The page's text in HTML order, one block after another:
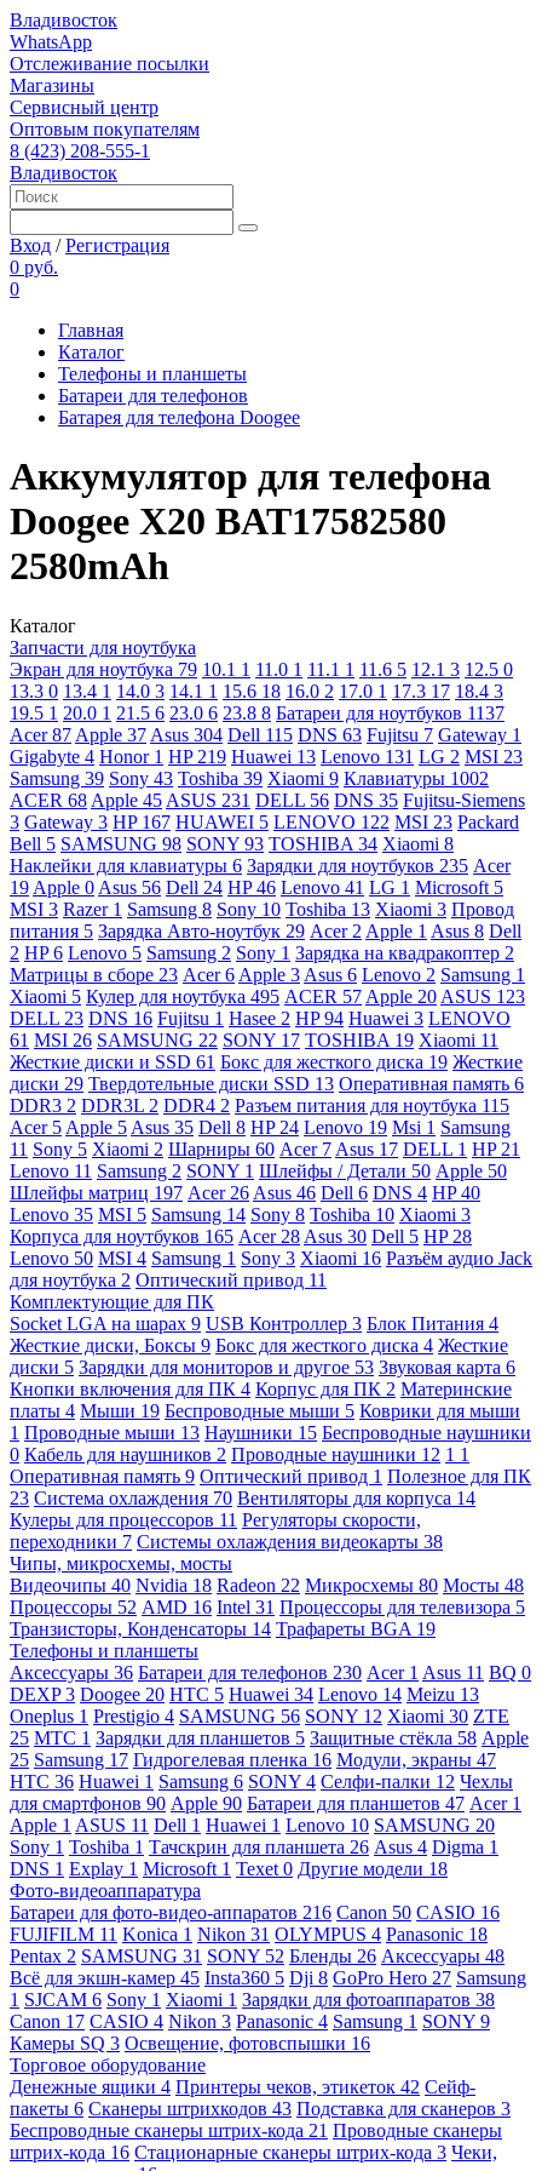
Владивосток
WhatsApp
Отслеживание посылки
Магазины
Сервисный центр
Оптовым покупателям
8 (423) 208-555-1
Владивосток
Вход /Регистрация
0 руб.
0
Главная
Каталог
Телефоны и планшеты
Батареи для телефонов
Батарея для телефона Doogee
Aккумулятор для телефона
Doogee X20 BAT17582580
2580mAh
Каталог
Запчасти для ноутбука
Экран для ноутбука 79 10.1 1 11.0 1 11.1 1 11.6 5 12.1 3 12.5 0
13.3 0 13.4 1 14.0 3 14.1 1 15.6 18 16.0 2 17.0 1 17.3 17 18.4 3
19.5 1 20.0 1 21.5 6 23.0 6 23.8 8 Батареи для ноутбуков 1137
Acer87 Apple 37 Asus 304 Dell 115 DNS 63 Fujitsu 7 Gateway 1
Gigabyte 4 Honor 1 HP 219 Huawei 13 Lenovo 131 LG 2 MSI 23
Samsung 39 Sony 43 Toshiba 39 Xiaomi 9 Клавиатуры 1002
ACER 68 Apple 45 ASUS 231 DELL 56 DNS 35 Fujitsu-Siemens
3 Gateway 3 HP 167 HUAWEI 5 LENOVO 122 MSI 23 Packard
Bell 5 SAMSUNG 98 SONY 93 TOSHIBA 34 Xiaomi 8
Наклейки для клавиатуры 6 Зарядки для ноутбуков 235 Acer
19 Apple 0 Asus 56 Dell 24 HP46 Lenovo 41 LG 1 Microsoft 5
MSI 3 Razer 1 Samsung 8 Sony 10 Toshiba 13 Xiaomi 3 Провод
питания 5 Зарядка Авто-ноутбук 29 Acer 2 Apple 1 Asus 8 Dell
2 HP6 Lenovo 5 Samsung 2 Sony 1 Зарядка на квадракоптер 2
Матрицы в сборе 23 Acer6 Apple 3 Asus 6 Lenovo 2 Samsung 1
Xiaomi 5 Кулер для ноутбука 495 ACER 57 Apple 20 ASUS 123
DELL 23 DNS 16 Fujitsu 1 Hasee 2 HP94 Huawei 3 LENOVO
61 MSI 26 SAMSUNG 22 SONY 17 TOSHIBA 19 Xiaomi 11
Жесткие диски и SSD 61 Бокс для жесткого диска 19 Жесткие
диски 29 Твердотельные диски SSD 13 Оперативная память 6
DDR3 2 DDR3L 2 DDR4 2 Разъем питания для ноутбука 115
Acer 5 Apple 5 Asus 35 Dell 8 HP 24 Lenovo 19 Msi 1 Samsung
11 Sony 5 Xiaomi 2 Шарниры 60 Acer 7 Asus 17 DELL 1 HP 21
Lenovo 11 Samsung 2 SONY 1 Шлейфы / Детали 50 Apple 50
Шлейфы матриц 197 Acer 26 Asus 46 Dell 6 DNS 4 HP40
Lenovo 35 MSI 5 Samsung 14 Sony 8 Toshiba 10 Xiaomi 3
Корпуса для ноутбуков 165 Acer 28 Asus 30 Dell 5 HP 28
Lenovo 50 MSI 4 Samsung 1 Sony 3 Xiaomi 16 Разъём аудио Jack
для ноутбука 2 Оптический привод 11
Комплектующие для ПК
Socket LGA на шарах 9 USB Контроллер 3 Блок Питания 4
Жесткие диски, Боксы 9 Бокс для жесткого диска 4 Жесткие
диски 5 Зарядки для мониторов и другое 53 Звуковая карта 6
Кнопки включения для ПК 4 Корпус для ПК 2 Материнские
платы 4 Мыши 19 Беспроводные мыши 5 Коврики для мыши
1 Проводные мыши 13 Наушники 15 Беспроводные наушники
0 Кабель для наушников 2 Проводные наушники 12 1 1
Оперативная память 9 Оптический привод 1 Полезное для ПК
23 Система охлаждения 70 Вентиляторы для корпуса 14
Кулеры для процессоров 11 Регуляторы скорости,
переходники 7 Системы охлаждения видеокарты 38
Чипы, микросхемы, мосты
Видеочипы 40 Nvidia 18 Radeon 22 Микросхемы 80 Мосты 48
Процессоры 52 AMD 16 Intel 31 Процессоры для телевизора 5
Транзисторы, Конденсаторы 14 Трафареты BGA 19
Телефоны и планшеты
Аксессуары 36 Батареи для телефонов 230 Acer 1 Asus 11 BQ 0
DEXP3 Doogee 20 HTC 5 Huawei 34 Lenovo 14 Meizu 13
Oneplus 1 Prestigio 4 SAMSUNG 56 SONY 12 Xiaomi 30 ZTE
25 МТС 1 Зарядки для планшетов 5 Защитные стёкла 58 Apple
25 Samsung 17 Гидрогелевая пленка 16 Модули, экраны 47
HTC 36 Huawei 1 Samsung 6 SONY 4 Селфи-палки 12 Чехлы
для смартфонов 90 Apple 90 Батареи для планшетов 47 Acer 1
Apple 1 ASUS 11 Dell 1 Huawei 1 Lenovo 10 SAMSUNG 20
Sony 1 Toshiba 1 Тачскрин для планшета 26 Asus 4 Digma 1
DNS 1 Explay 1 Microsoft 1 Texet 0 Другие модели 18
Фото-видеоаппаратура
Батареи для фото-видео-аппаратов 216 Canon 50 CASIO 16
FUJIFILM 11 Konica 1 Nikon 31 OLYMPUS 4 Panasonic 18
Pentax 2 SAMSUNG 31 SONY 52 Бленды 26 Аксессуары 48
Всё для экшн-камер 45 Insta360 5 Dji 8 GoPro Hero 27 Samsung
1 SJCAM 6 Sony 1 Xiaomi 1 Зарядки для фотоаппаратов 38
Canon 17 CASIO 4 Nikon 3 Panasonic 4 Samsung 1 SONY 9
Камеры SQ 3 Освещение, фотовспышки 16
Торговое оборудование
Денежные ящики 4 Принтеры чеков, этикеток 42 Сейф-
пакеты 6 Сканеры штрихкодов 43 Подставка для сканеров 3
Беспроводные сканеры штрих-кода 21 Проводные сканеры
штрих-кода 16 Стационарные сканеры штрих-кода 3 Чеки,